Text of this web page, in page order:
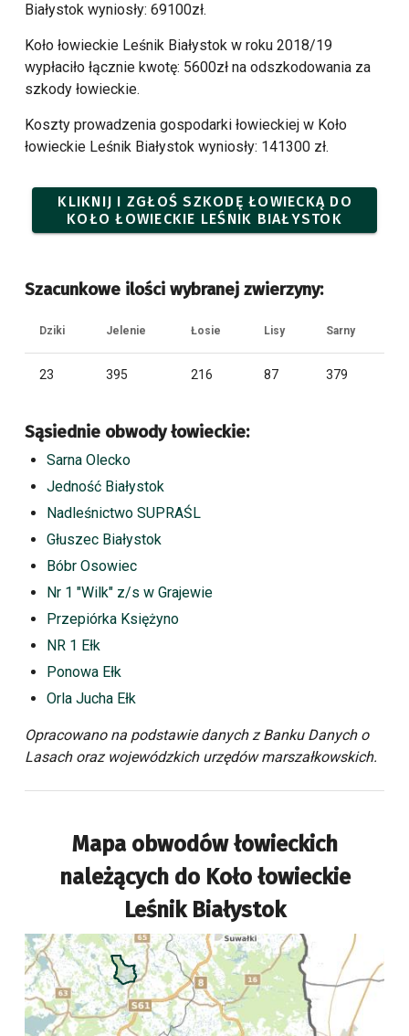
Mapa obwodów łowieckich
należących do Koło łowieckie
Leśnik Białystok
Białystok wyniosły: 69100zł.
Koło łowieckie Leśnik Białystok w roku 2018/19
wypłaciło łącznie kwotę: 5600zł na odszkodowania za
szkody łowieckie.
Koszty prowadzenia gospodarki łowieckiej w Koło
łowieckie Leśnik Białystok wyniosły: 141300 zł.
KLIKNIJ I ZGŁOŚ SZKODĘ ŁOWIECKĄ DO
KOŁO ŁOWIECKIE LEŚNIK BIAŁYSTOK
Szacunkowe ilości wybranej zwierzyny:
Dziki Jelenie Łosie Lisy Sarny
23 395 216 87 379
Sąsiednie obwody łowieckie:
Sarna Olecko
Jedność Białystok
Nadleśnictwo SUPRAŚL
Głuszec Białystok
Bóbr Osowiec
Nr 1 "Wilk" z/s w Grajewie
Przepiórka Księżyno
NR 1 Ełk
Ponowa Ełk
Orla Jucha Ełk
Opracowano na podstawie danych z Banku Danych o
Lasach oraz wojewódzkich urzędów marszałkowskich.